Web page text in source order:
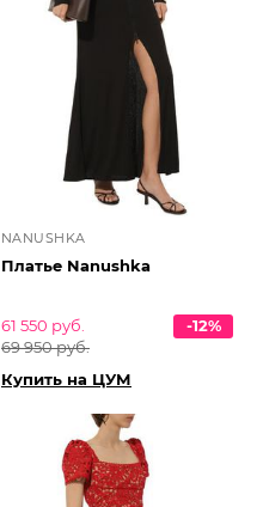
NANUSHKA
Платье Nanushka
61 550 руб.
69 950 руб.
-12%
Купить на ЦУМ